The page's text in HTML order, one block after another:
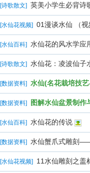
[诗歌散文] 英美小学生必背诗
[水仙花视频] 01漫谈水仙 （视
[水仙百科] 水仙花的风水学应
[诗歌散文] 水仙花：凌波仙子
[数据资料] 水仙(名花栽培技
[数据资料] 图解水仙盆景制作
[水仙百科] 水仙花的传说
[数据资料] 水仙蟹爪式雕刻
[水仙花视频] 11水仙雕刻之盖